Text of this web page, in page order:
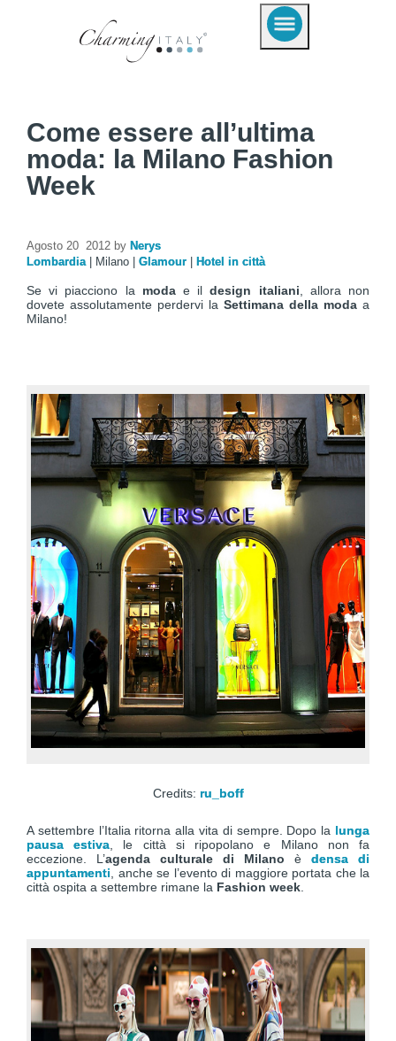
Come essere all’ultima
moda: la Milano Fashion
Week
Agosto 20 2012 by Nerys
Lombardia
Milano Glamour Hotel in città
Se vi piacciono la modae ildesign italiani , allora non
dovete assolutamente perdervi la Settimana della moda a
Milano!
Credits: ru_boff
A settembre l’Italia ritorna alla vita di sempre. Dopo la lunga
pausa estiva , le città si ripopolano e Milano non fa
eccezione. L’agenda culturale di Milano è densa di
appuntamenti , anche se l’evento di maggiore portata che la
città ospita a settembre rimane la Fashion week